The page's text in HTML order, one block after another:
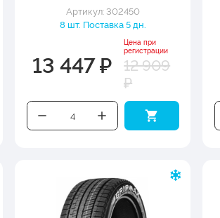
Артикул: 302450
8 шт. Поставка 5 дн.
13 447 ₽
Цена при
регистрации
12 909
₽